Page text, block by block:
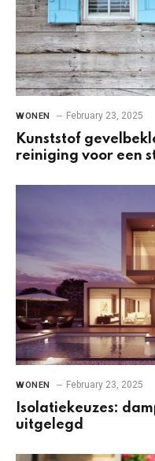
WONEN February 23, 2025
Kunststof
reiniging voor een
WONEN February 23, 2025
Isolatiekeuzes:
uitgelegd